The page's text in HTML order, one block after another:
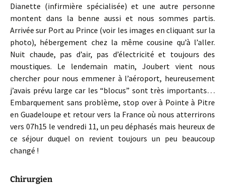
Dianette (infirmière spécialisée) et une autre personne
montent dans la benne aussi et nous sommes partis.
Arrivée sur Port au Prince (voir les images en cliquant sur la
photo), hébergement chez la même cousine qu’à l’aller.
Nuit chaude, pas d’air, pas d’électricité et toujours des
moustiques. Le lendemain matin, Joubert vient nous
chercher pour nous emmener à l’aéroport, heureusement
j’avais prévu large car les “blocus” sont très importants…
Embarquement sans problème, stop over à Pointe à Pitre
en Guadeloupe et retour vers la France où nous atterrirons
vers 07h15 le vendredi 11, un peu déphasés mais heureux de
ce séjour duquel on revient toujours un peu beaucoup
changé !
Chirurgien